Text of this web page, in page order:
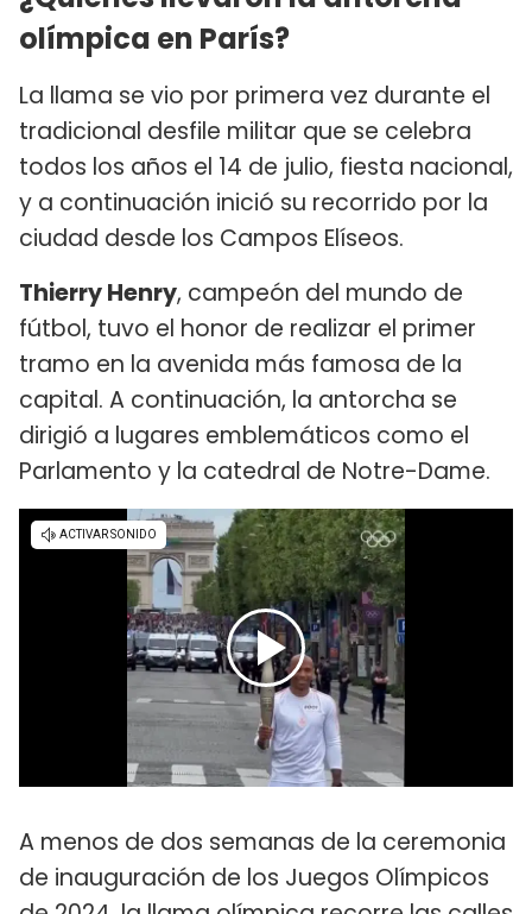
olímpica en París?
La llama se vio por primera vez durante el
tradicional desfile militar que se celebra
todos los años el 14 de julio, fiesta nacional,
y a continuación inició su recorrido por la
ciudad desde los Campos Elíseos.
Thierry Henry, campeón del mundo de
fútbol, tuvo el honor de realizar el primer
tramo en la avenida más famosa de la
capital. A continuación, la antorcha se
dirigió a lugares emblemáticos como el
Parlamento y la catedral de Notre-Dame.
A menos de dos semanas de la ceremonia
de inauguración de los Juegos Olímpicos